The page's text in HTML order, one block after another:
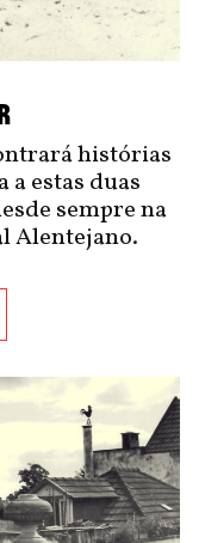
histórias
estas duas
sempre na
Alentejano.